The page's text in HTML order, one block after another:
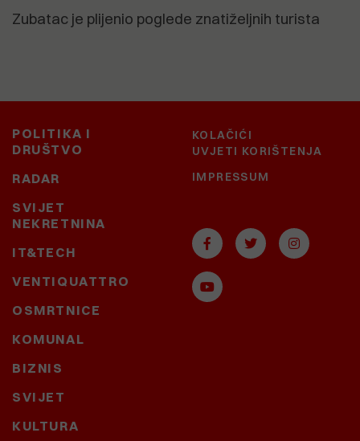
Zubatac je plijenio poglede znatiželjnih turista
POLITIKA I
DRUŠTVO
RADAR
SVIJET
NEKRETNINA
IT&TECH
VENTIQUATTRO
OSMRTNICE
KOMUNAL
BIZNIS
SVIJET
KULTURA
KOLAČIĆI
UVJETI KORIŠTENJA
IMPRESSUM